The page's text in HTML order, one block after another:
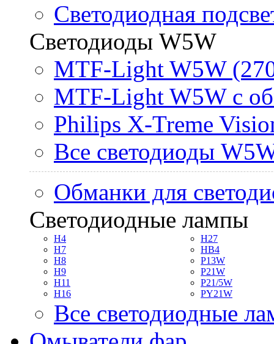
Светодиодная
Светодиоды W5W
MTF-Light W5W
MTF-Light W5W с
Philips X-Treme
Все светодиоды
Обманки для
Светодиодные лампы
H4
H7
H8
H9
H11
H16
H27
HB4
P13W
P21W
P21/5W
PY21W
Все светодиодные